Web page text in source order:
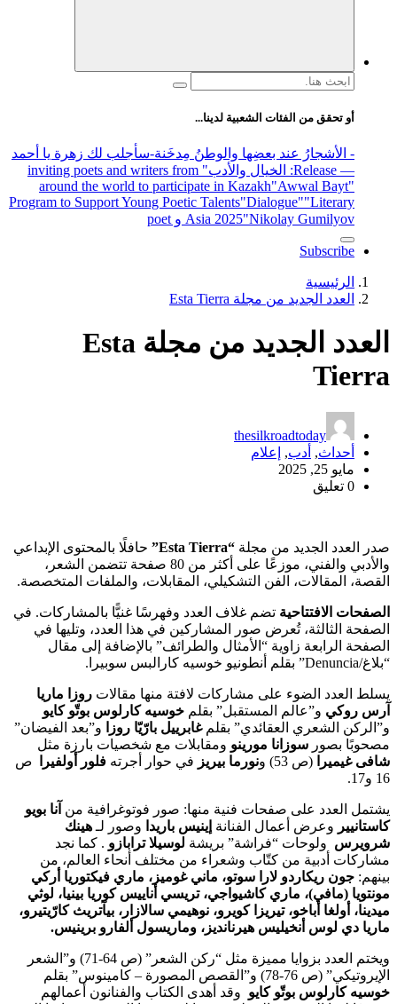
البحث
أو تحقق من الفئات الشعبية لدينا...
- الأشجارُ عند بعضِها والوطنُ مِدخَنة-سأجلب لك زهرة يا أحمد
— Release
: الخيال والأدب
" inviting poets and writers from
around the world to participate in Kazakh"Awwal Bayt"
Program to Support Young Poetic Talents"Dialogue""Literary
Asia 2025"Nikolay Gumilyov و poet
Subscribe
الرئيسية
العدد الجديد من مجلة Esta Tierra
العدد الجديد من مجلة Esta
Tierra
thesilkroadtoday
أحداث, أدب,
إعلام
مايو 25, 2025
0 تعليق
صدر العدد الجديد من مجلة “Esta Tierra”
حافلًا بالمحتوى الإبداعي
والأدبي والفني، موزعًا على أكثر من 80 صفحة تتضمن الشعر،
القصة، المقالات، الفن التشكيلي، المقابلات، والملفات المتخصصة.
الصفحات الافتتاحية تضم غلاف العدد وفهرسًا غنيًّا بالمشاركات. في
الصفحة الثالثة، تُعرض صور المشاركين في هذا العدد، وتليها في
الصفحة الرابعة زاوية “الأمثال والطرائف” بالإضافة إلى مقال
“بلاغ/Denuncia” بقلم أنطونيو خوسيه كارالبس سوبيرا.
يسلط العدد الضوء على مشاركات لافتة منها مقالات روزا ماريا
آرس روكي و”عالم المستقبل” بقلم خوسيه كارلوس بوتّو كايو
و”الركن الشعري العقائدي” بقلمغابرييل بارّيّا روزا
و”بعد الفيضان”
مصحوبًا بصور سوزانا مورينو ومقابلات مع شخصيات بارزة مثل
شافى غيميرا
(ص 53) و نورما بيريز في حوار أجرته فلور أولفيرا
ص
16 و17.
يشتمل العدد على صفحات فنية منها: صور فوتوغرافية من آنا بويو
كاستانيير وعرض أعمال الفنانة إينيس باريدا وصور لـ هينك
شرويرس ولوحات “فراشة” بريشة لوسيلا ترابازو . كما نجد
مشاركات أدبية من كتّاب وشعراء من مختلف أنحاء العالم، من
بينهم: جون ريكاردو لارا سوتو، ماني غوميز، ماري فيكتوريا أركي
مونتويا (مافي)، ماري كاشيواجي، تريسي أناييس كوريا بينيا، لوثي
ميدينا، أولغا أباخو، تيريزا كويرو، نوهيمي سالازار، بيآتريث كارّيتيرو،
ماريا دي لوس أنخيليس هيرنانديز، وماريسول ألفارو برينيس.
ويختم العدد بزوايا مميزة مثل “ركن الشعر” (ص 64-71) و”الشعر
الإيروتيكي” (ص 76-78) و”القصص المصورة – كامينوس” بقلم
خوسيه كارلوس بوتّو كايو وقد أهدى الكتاب والفنانون أعمالهم